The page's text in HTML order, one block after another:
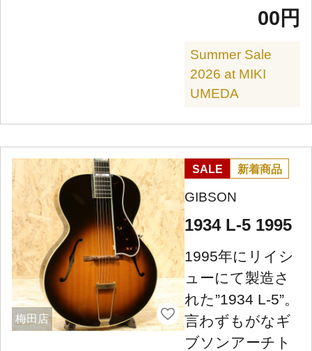
00円
Summer Sale
2026 at MIKI
UMEDA
梅田店
SALE 新着商品
GIBSON
1934 L-5 1995
1995年にリイシ
ューにて製造さ
れた”1934 L-5”。
言わずもがなギ
ブソンアーチト